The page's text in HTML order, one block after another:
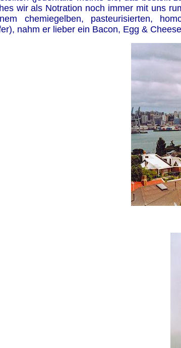
wir als Notration noch immer mit uns
chemiegelben, pasteurisierten,
nahm er lieber ein Bacon, Egg &